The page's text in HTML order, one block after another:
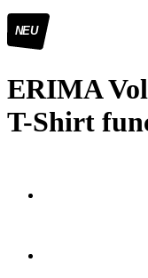
NEU
ERIMA
T-Shirt